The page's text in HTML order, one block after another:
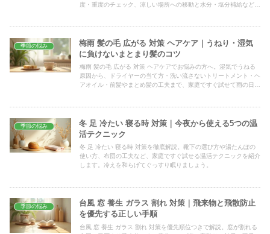
度・重度のチェック、涼しい場所への移動と水分・塩分補給などの
季節の悩み
梅雨 髪の毛 広がる 対策 ヘアケア｜うねり・湿気
に負けないまとまり髪のコツ
梅雨 髪の毛 広がる 対策 ヘアケアでお悩みの方へ。湿気でうねる
原因から、ドライヤーの当て方・洗い流さないトリートメント・ヘ
アオイル・前髪やまとめ髪の工夫まで、家庭ですぐ試せて雨の日も
季節の悩み
冬 足 冷たい 寝る時 対策｜今夜から使える5つの温
活テクニック
冬 足 冷たい 寝る時 対策を徹底解説。靴下の選び方や湯たんぽの
使い方、布団の工夫など、家庭ですぐ試せる温活テクニックを紹介
します。冷えを和らげてぐっすり眠りましょう。
季節の悩み
台風 窓 養生 ガラス 割れ 対策｜飛来物と飛散防止
を優先する正しい手順
台風 窓 養生 ガラス 割れ 対策を優先順位つきで解説。窓が割れる